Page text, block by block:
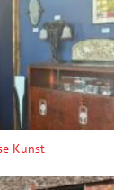
Kunst